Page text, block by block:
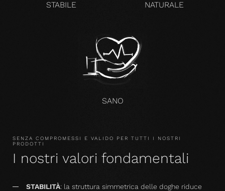
STABILE NATURALE
SANO
SENZA COMPROMESSI E VALIDO PER TUTTI I NOSTRI
PRODOTTI
I nostri valori fondamentali
STABILITÀ: la struttura simmetrica delle doghe riduce